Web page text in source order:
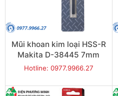
Mũi khoan kim loại HSS-R
Makita D-38445 7mm
Hotline: 0977.9966.27